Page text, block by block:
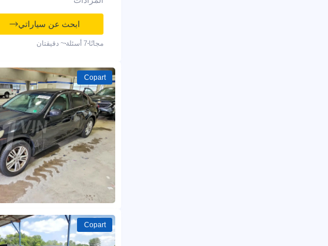
ابحث عن سياراتي
مجانًا 7 أسئلة ~ دقيقتان
Copart
Copart